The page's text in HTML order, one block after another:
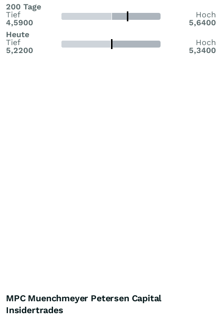
200 Tage
Tief
4,5900
Hoch
5,6400
Heute
Tief
5,2200
Hoch
5,3400
MPC Muenchmeyer Petersen Capital
Insidertrades